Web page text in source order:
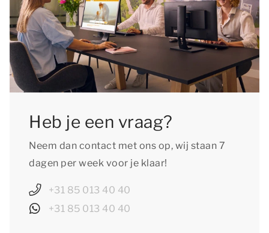
Heb je een vraag?
Neem dan contact met ons op, wij staan 7
dagen per week voor je klaar!
+31 85 013 40 40
+31 85 013 40 40